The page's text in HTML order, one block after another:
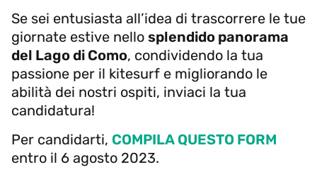
Se sei entusiasta all’idea di trascorrere le tue
giornate estive nello splendido panorama
del Lago di Como, condividendo la tua
passione per il kitesurf e migliorando le
abilità dei nostri ospiti, inviaci la tua
candidatura!
Per candidarti, COMPILA QUESTO FORM
entro il 6 agosto 2023.